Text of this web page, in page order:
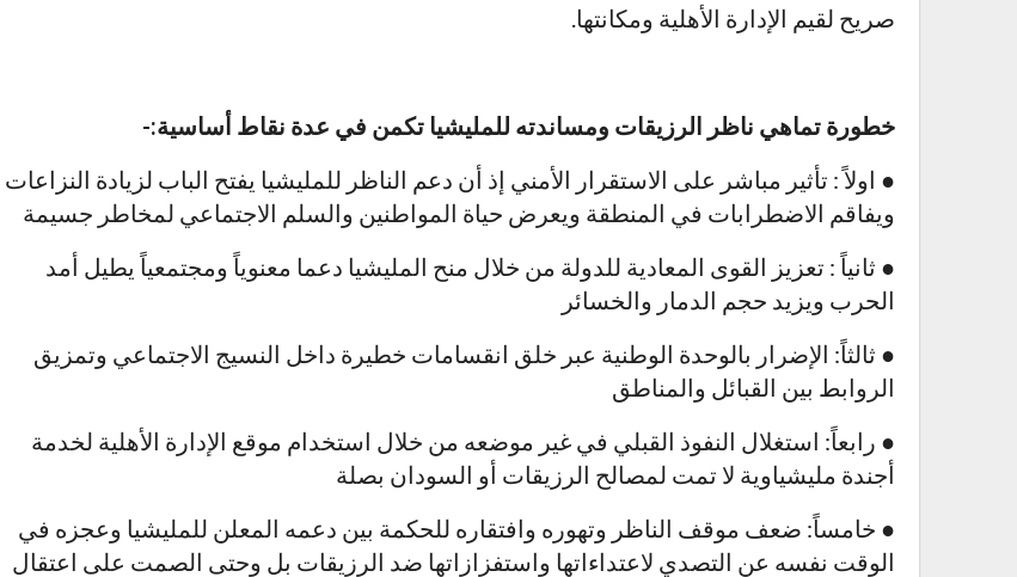
صريح لقيم الإدارة الأهلية ومكانتها.
خطورة تماهي ناظر الرزيقات ومساندته للمليشيا تكمن في عدة نقاط أساسية:-
● اولاً : تأثير مباشر على الاستقرار الأمني إذ أن دعم الناظر للمليشيا يفتح الباب لزيادة النزاعات
ويفاقم الاضطرابات في المنطقة ويعرض حياة المواطنين والسلم الاجتماعي لمخاطر جسيمة
● ثانياً : تعزيز القوى المعادية للدولة من خلال منح المليشيا دعما معنوياً ومجتمعياً يطيل أمد
الحرب ويزيد حجم الدمار والخسائر
● ثالثاً: الإضرار بالوحدة الوطنية عبر خلق انقسامات خطيرة داخل النسيج الاجتماعي وتمزيق
الروابط بين القبائل والمناطق
● رابعاً: استغلال النفوذ القبلي في غير موضعه من خلال استخدام موقع الإدارة الأهلية لخدمة
أجندة مليشياوية لا تمت لمصالح الرزيقات أو السودان بصلة
● خامساً: ضعف موقف الناظر وتهوره وافتقاره للحكمة بين دعمه المعلن للمليشيا وعجزه في
الوقت نفسه عن التصدي لاعتداءاتها واستفزازاتها ضد الرزيقات بل وحتى الصمت على اعتقال